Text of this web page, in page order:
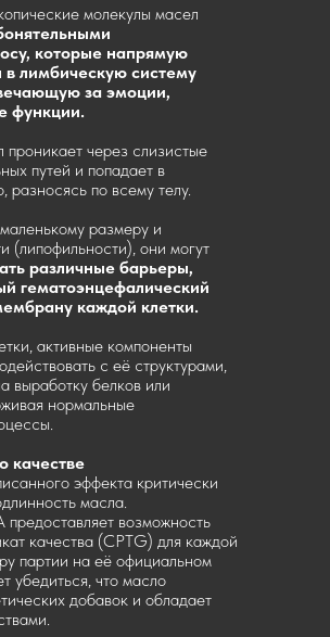
молекулы масел
которые напрямую
в лимбическую систему
за эмоции,
функции.
проникает через слизистые
путей и попадает в
разносясь по всему телу.
размеру и
(липофильности), они могут
различные барьеры,
гематоэнцефалический
каждой клетки.
активные компоненты
с её структурами,
выработку белков или
нормальные
качестве
эффекта критически
масла.
предоставляет возможность
качества (CPTG) для каждой
партии на её официальном
убедиться, что масло
добавок и обладает